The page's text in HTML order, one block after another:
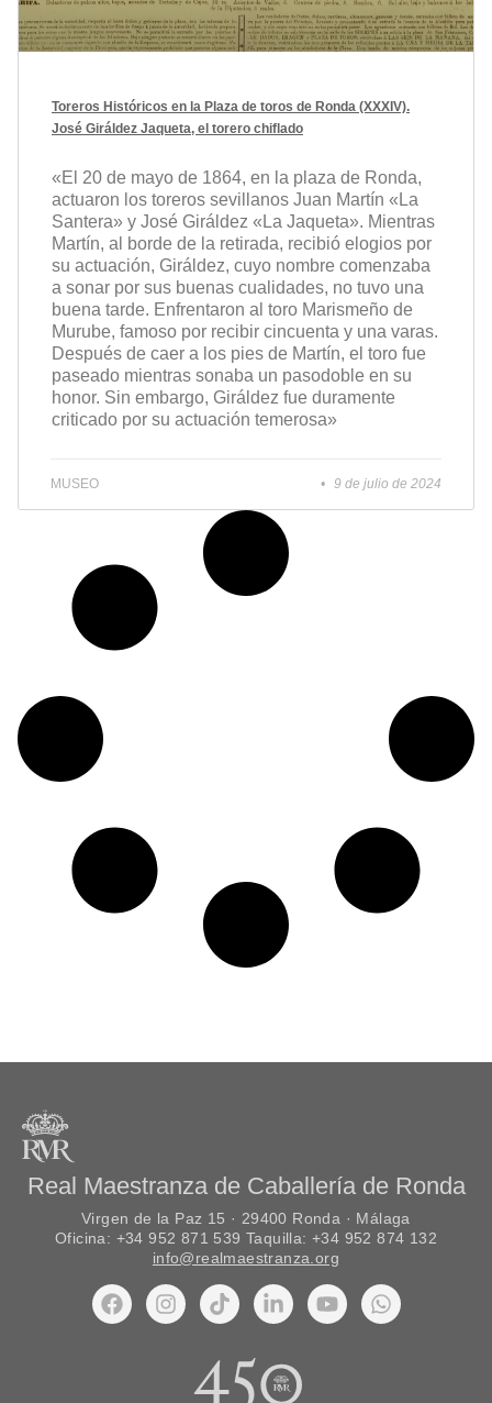
Toreros Históricos en la Plaza de toros de Ronda (XXXIV).
José Giráldez Jaqueta, el torero chiflado
«El 20 de mayo de 1864, en la plaza de Ronda,
actuaron los toreros sevillanos Juan Martín «La
Santera» y José Giráldez «La Jaqueta». Mientras
Martín, al borde de la retirada, recibió elogios por
su actuación, Giráldez, cuyo nombre comenzaba
a sonar por sus buenas cualidades, no tuvo una
buena tarde. Enfrentaron al toro Marismeño de
Murube, famoso por recibir cincuenta y una varas.
Después de caer a los pies de Martín, el toro fue
paseado mientras sonaba un pasodoble en su
honor. Sin embargo, Giráldez fue duramente
criticado por su actuación temerosa»
MUSEO 9 de julio de 2024
Real Maestranza de Caballería de Ronda
Virgen de la Paz 15 · 29400 Ronda · Málaga
Oficina: +34 952 871 539 Taquilla: +34 952 874 132
info@realmaestranza.org